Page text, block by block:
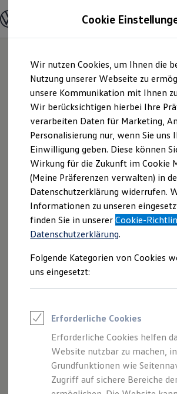
Hauptinhalt
springen
Footer
springen
Modelle und Konfigurator
Konfigurator
Modelle vergleichen
Elektroautos
ENERGY Sondermodelle
Nutzfahrzeuge
SUV und CUV
Familienautos
Kombis
Kompaktwagen
Sportwagen
Schnell verfügbare Fahrzeuge
Angebote und Produkte
Aktuelle Angebote
E-Auto-Förderung
Volkswagen Marktplatz
Die ENERGY Sondermodelle
Junge Gebrauchtwagen und
Volkswagen Zertifizierte
Elektromobilität bei
Saisonangebote
Reifenpakete
Leasing
Leasing-Angebote
Elektroauto Leasing
Kleinwagen-Leasing
Leasing ohne Anzahlung
Finanzierung
Autokredit mit
Versicherungen und Garantien
Kfz-Versicherung
Autohaus
GmbH & Co.
Hier finden Sie
(Autohaus Minrath GmbH &
verantwortlichen Anbieter
und Angeboten, die auf
Impressum
Datenschutzerklärung
Cookie
Wir nutzen Cookies, um Ihnen die
Nutzung unserer Webseite zu
unsere Kommunikation mit Ihnen
Wir berücksichtigen hierbei Ihre
verarbeiten Daten für Marketing,
Personalisierung nur, wenn Sie uns
Einwilligung geben. Diese können
Wirkung für die Zukunft im Cookie
(Meine Präferenzen verwalten) in
Datenschutzerklärung widerrufen.
Informationen zu unseren
finden Sie in unsererCookie-
Datenschutzerklärung.
Folgende Kategorien von Cookies
uns eingesetzt:
Erforderliche Cookies
Erforderliche Cookies helfen
Website nutzbar zu machen,
Grundfunktionen wie
Zugriff auf sichere Bereiche